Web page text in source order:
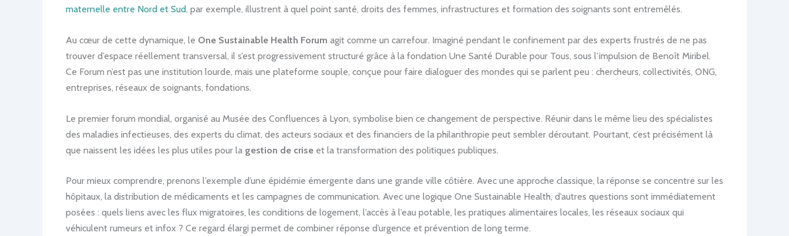
maternelle entre Nord et Sud, par exemple, illustrent à quel point santé, droits des femmes, infrastructures et formation des soignants sont entremêlés.
Au cœur de cette dynamique, le One Sustainable Health Forum agit comme un carrefour. Imaginé pendant le confinement par des experts frustrés de ne pas
trouver d’espace réellement transversal, il s’est progressivement structuré grâce à la fondation Une Santé Durable pour Tous, sous l’impulsion de Benoît Miribel.
Ce Forum n’est pas une institution lourde, mais une plateforme souple, conçue pour faire dialoguer des mondes qui se parlent peu : chercheurs, collectivités, ONG,
entreprises, réseaux de soignants, fondations.
Le premier forum mondial, organisé au Musée des Confluences à Lyon, symbolise bien ce changement de perspective. Réunir dans le même lieu des spécialistes
des maladies infectieuses, des experts du climat, des acteurs sociaux et des financiers de la philanthropie peut sembler déroutant. Pourtant, c’est précisément là
que naissent les idées les plus utiles pour la gestion de crise et la transformation des politiques publiques.
Pour mieux comprendre, prenons l’exemple d’une épidémie émergente dans une grande ville côtière. Avec une approche classique, la réponse se concentre sur les
hôpitaux, la distribution de médicaments et les campagnes de communication. Avec une logique One Sustainable Health, d’autres questions sont immédiatement
posées : quels liens avec les flux migratoires, les conditions de logement, l’accès à l’eau potable, les pratiques alimentaires locales, les réseaux sociaux qui
véhiculent rumeurs et infox ? Ce regard élargi permet de combiner réponse d’urgence et prévention de long terme.